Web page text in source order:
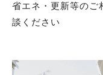
省エネ・更新等のご
談ください